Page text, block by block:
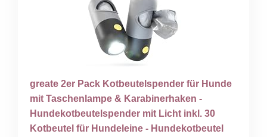
greate 2er Pack Kotbeutelspender für Hunde
mit Taschenlampe & Karabinerhaken -
Hundekotbeutelspender mit Licht inkl. 30
Kotbeutel für Hundeleine - Hundekotbeutel